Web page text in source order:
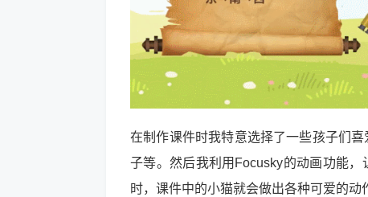
在制作课件时我特意选择了一些孩子们
子等。然后我利用Focusky的动画功能
时，课件中的小猫就会做出各种可爱的动